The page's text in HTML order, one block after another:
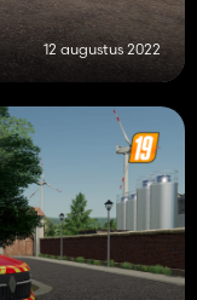
12 augustus 2022